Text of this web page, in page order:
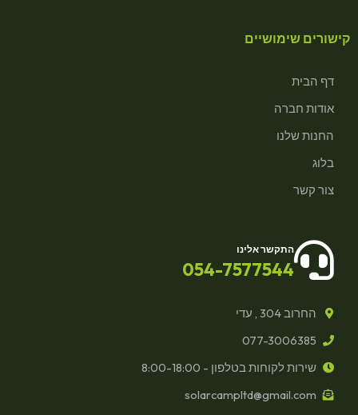
קישורים שימושיים
דף הבית
אודות חברה
החנות שלנו
בלוג
צור קשר
התקשר אלינו
054-7577544
החרוב 304 , עדי
077-3006385
שירות לקוחות בטלפון - 8:00-18:00
solarcampltd@gmail.com